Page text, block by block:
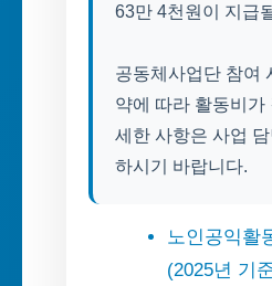
63만 4천원이 지급
공동체사업단 참여
약에 따라 활동비가
세한 사항은 사업
하시기 바랍니다.
노인공익활
(2025년 기